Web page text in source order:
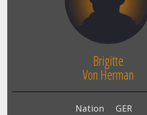
Brigitte
Von Herman
Nation
GER